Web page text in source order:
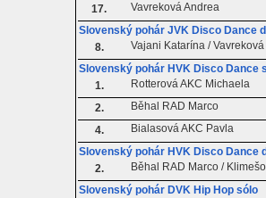
17.
Vavreková Andrea
Slovenský pohár JVK Disco Dance
8.
Vajani Katarína /
Slovenský pohár HVK Disco Dance
1.
Rotterová AKC Michaela
2.
Běhal RAD Marco
4.
Bialasová AKC Pavla
Slovenský pohár HVK Disco Dance
2.
Běhal RAD Marco /
Slovenský pohár DVK Hip Hop sólo